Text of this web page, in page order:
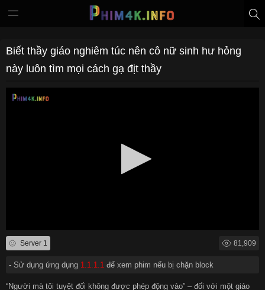
Biết thầy giáo nghiêm túc nên cô nữ sinh hư hỏng
này luôn tìm mọi cách gạ địt thầy
Server 1 81,909
- Sử dụng ứng dụng 1.1.1.1 để xem phim nếu bị chặn block
“Người mà tôi tuyệt đối không được phép động vào” – đối với một giáo